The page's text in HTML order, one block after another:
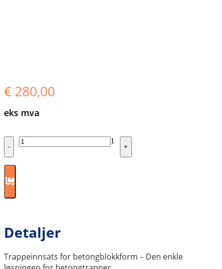
€ 280,00
eks mva
Quantity
-
1
+
Detaljer
Trappeinnsats for betongblokkform – Den enkle